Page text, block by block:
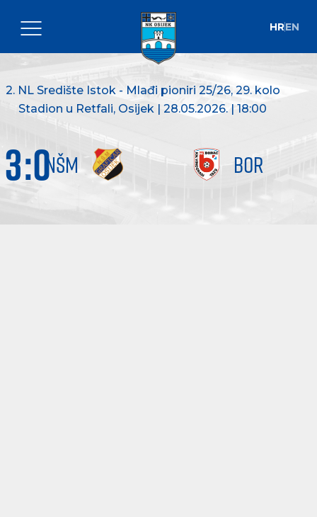
HREN
2. NL Središte Istok - Mlađi pioniri 25/26, 29. kolo
Stadion u Retfali, Osijek | 28.05.2026. | 18:00
NŠM BOR
3:0